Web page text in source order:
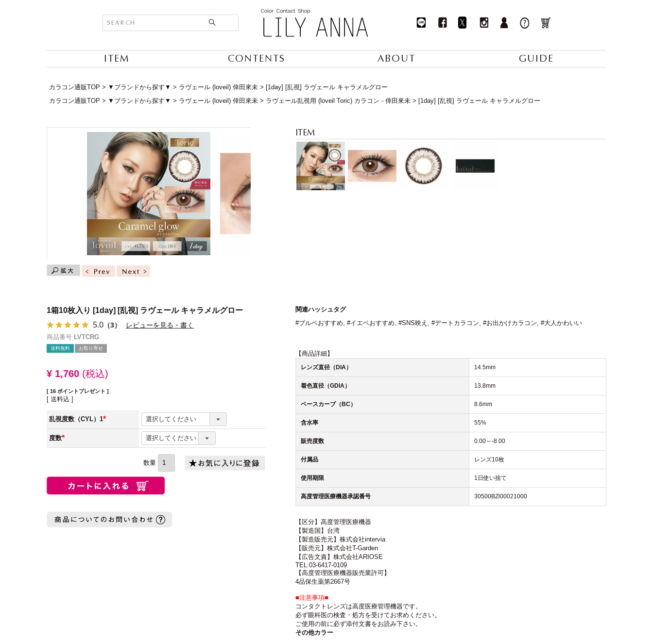
ITEM CONTENTS ABOUT GUIDE
カラコン通販TOP ▼ブランドから探す▼ ラヴェール (loveil) 倖田來未
[1day] [乱視] ラヴェール キャラメルグロー
カラコン通販TOP
▼ブランドから探す▼ ラヴェール (loveil) 倖田來未 ラヴェール乱視用 (loveil Toric) カラコン - 倖田來未 [1day] [乱視] ラヴェール キャラメルグロー
1箱10枚入り [1day] [乱視] ラヴェール キャラメルグロー
5.0 （3） レビューを見る・書く
商品番号 LVTCRG
送料無料 お取り寄せ
¥ 1,760 税込
[ 16 ポイントプレゼント ]
送料込
乱視度数（CYL）1
度数
(必
関連ハッシュタグ
#ブルベおすすめ, #イエベおすすめ, #SNS映え , #デートカラコン, #お出かけカラコン, #大人かわいい
【商品詳細】
レンズ直径（DIA） 14.5mm
着色直径（GDIA） 13.8mm
ベースカーブ（BC） 8.6mm
含水率 55%
販売度数 0.00～-8.00
付属品 レンズ10枚
使用期限 1日使い捨て
高度管理医療機器承認番号 30500BZl00021000
【区分】高度管理医療機器
【製造国】台湾
【製造販売元】株式会社intervia
【販売元】株式会社T-Garden
【広告文責】株式会社ARIOSE
TEL:03-6417-0109
【高度管理医療機器販売業許可】
4品保生薬第2667号
■注意事項■
コンタクトレンズは高度医療管理機器です。
必ず眼科医の検査・処方を受けてお求めください。
ご使用の前に必ず添付文書をお読み下さい。
その他カラー